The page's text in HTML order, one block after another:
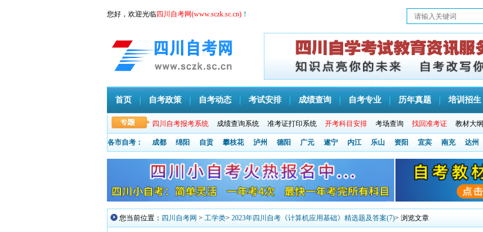
您好，欢迎光临四川自考网(www.sczk.sc.cn) ！
首页 自考政策 自考动态 考试安排 成绩查询 自考专业 历年真题 培训招生
四川自考报考系统 成绩查询系统 准考证打印系统 开考科目安排 考场查询 找回准考证 教材大纲
各市自考： 成都 绵阳 自贡 攀枝花 泸州 德阳 广元 遂宁 内江 乐山 资阳 宜宾 南充 达州
您当前位置： 四川自考网 > 工学类> 2023年四川自考《计算机应用基础》精选题及答案(7)> 浏览文章